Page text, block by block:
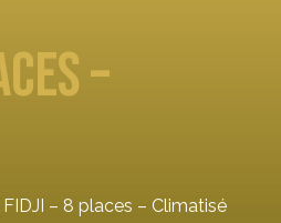
–
FIDJI – 8 places – Climatisé